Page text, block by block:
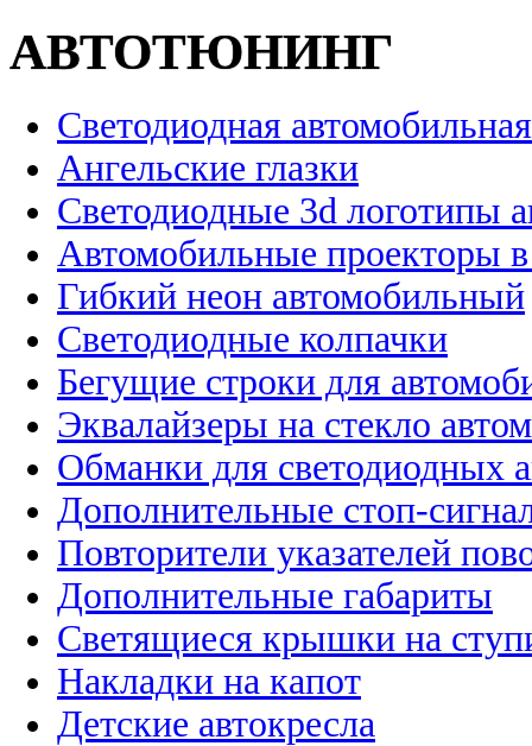
АВТОТЮНИНГ
Светодиодная
Ангельские глазки
Светодиодные 3d логотипы
Автомобильные проекторы
Гибкий неон автомобильный
Светодиодные колпачки
Бегущие строки для
Эквалайзеры на стекло
Обманки для светодиодных
Дополнительные стоп-
Повторители указателей
Дополнительные габариты
Светящиеся крышки на
Накладки на капот
Детские автокресла